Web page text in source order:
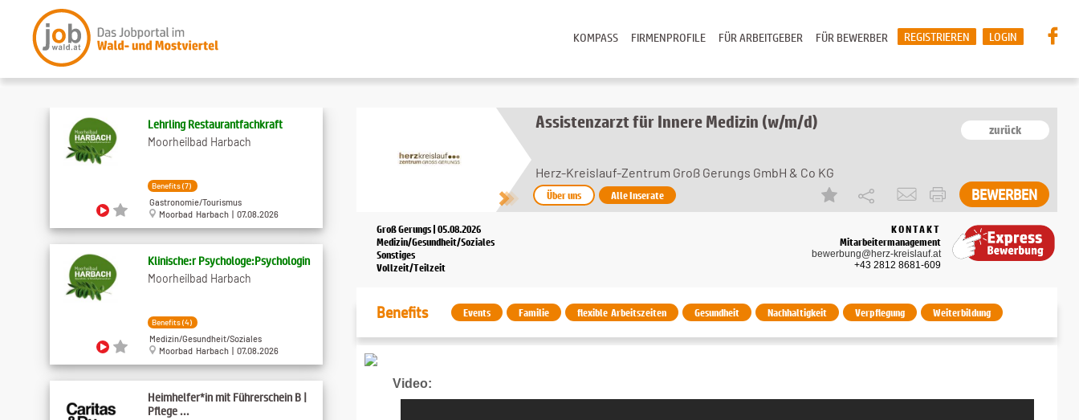
LOGIN
REGISTRIEREN
FÜR BEWERBER
FÜR ARBEITGEBER
FIRMENPROFILE
KOMPASS
Assistenzarzt für Innere Medizin (w/m/d) zurück
Herz-Kreislauf-Zentrum Groß Gerungs GmbH & Co KG
Über uns Alle Inserate
Groß Gerungs | 05.08.2026
Medizin/Gesundheit/Soziales
Sonstiges
Vollzeit/Teilzeit
KONTAKT
Mitarbeitermanagement
bewerbung@herz-kreislauf.at
+43 2812 8681-609
Benefits Events Familie flexible Arbeitszeiten Gesundheit Nachhaltigkeit Verpflegung Weiterbildung
Video:
Lehrling Restaurantfachkraft
Moorheilbad Harbach
Benefits (7)
Gastronomie/Tourismus
Moorbad Harbach | 07.08.2026
Klinische:r Psychologe:Psychologin
Moorheilbad Harbach
Benefits (4)
Medizin/Gesundheit/Soziales
Moorbad Harbach | 07.08.2026
Heimhelfer*in mit Führerschein B |
Pflege ...